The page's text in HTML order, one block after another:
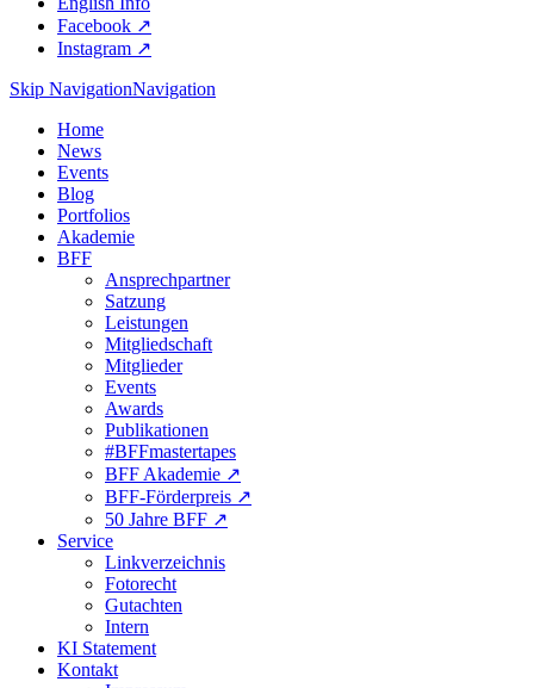
Facebook ↗︎
Instagram ↗︎
Skip NavigationNavigation
Home
News
Events
Blog
Portfolios
Akademie
BFF
Ansprechpartner
Satzung
Leistungen
Mitgliedschaft
Mitglieder
Events
Awards
Publikationen
#BFFmastertapes
BFF Akademie ↗︎
BFF-Förderpreis ↗︎
50 Jahre BFF ↗︎
Service
Linkverzeichnis
Fotorecht
Gutachten
Intern
KI Statement
Kontakt